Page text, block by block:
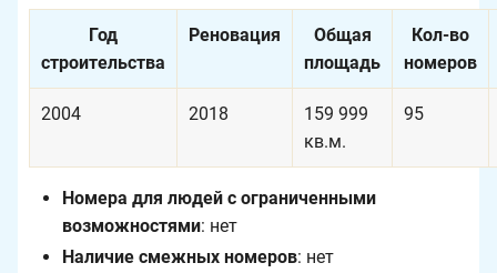
Год
строительства
Реновация
Общая
площадь
Кол-во
номеров
2004 2018
159 999
кв.м.
95
Номера для людей с ограниченными
возможностями: нет
Наличие смежных номеров: нет